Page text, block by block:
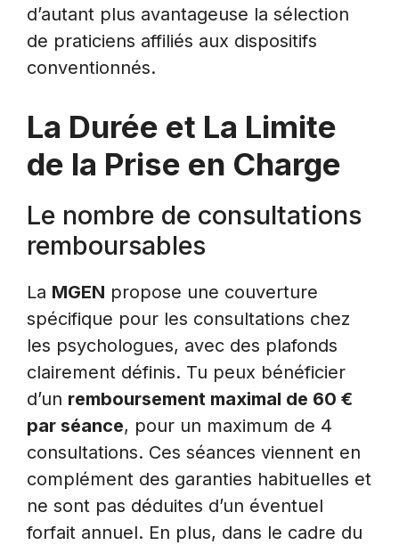
d’autant plus avantageuse la sélection
de praticiens affiliés aux dispositifs
conventionnés.
La Durée et La Limite
de la Prise en Charge
Le nombre de consultations
remboursables
La MGEN propose une couverture
spécifique pour les consultations chez
les psychologues, avec des plafonds
clairement définis. Tu peux bénéficier
d’un remboursement maximal de 60 €
par séance, pour un maximum de 4
consultations. Ces séances viennent en
complément des garanties habituelles et
ne sont pas déduites d’un éventuel
forfait annuel. En plus, dans le cadre du